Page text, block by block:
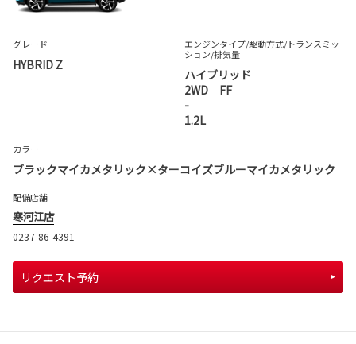
グレード
HYBRID Z
エンジンタイプ/駆動方式/トランスミッ
ション/排気量
ハイブリッド
2WD FF
-
1.2L
カラー
ブラックマイカメタリック×ターコイズブルーマイカメタリック
配備店舗
寒河江店
0237-86-4391
リクエスト予約